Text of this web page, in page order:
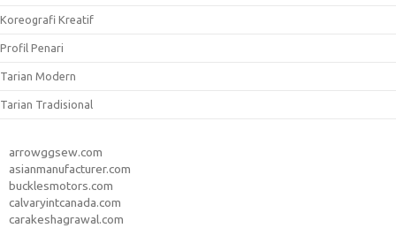
Koreografi Kreatif
Profil Penari
Tarian Modern
Tarian Tradisional
arrowggsew.com
asianmanufacturer.com
bucklesmotors.com
calvaryintcanada.com
carakeshagrawal.com